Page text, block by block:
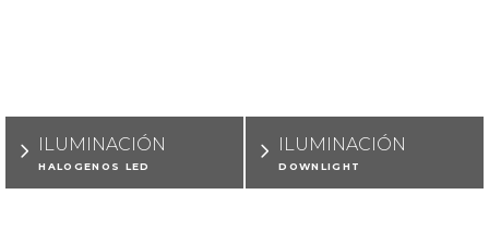
ILUMINACIÓN
HALÓGENOS LED
ILUMINACIÓN
DOWNLIGHT